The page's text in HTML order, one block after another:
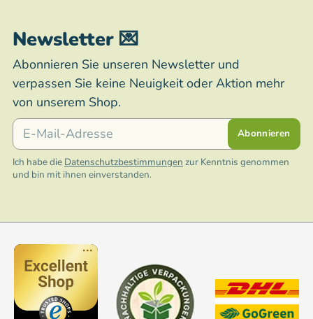
Newsletter 💌
Abonnieren Sie unseren Newsletter und
verpassen Sie keine Neuigkeit oder Aktion mehr
von unserem Shop.
E-Mail
Abonnieren
Ich habe die Datenschutzbestimmungen zur Kenntnis genommen
und bin mit ihnen einverstanden.